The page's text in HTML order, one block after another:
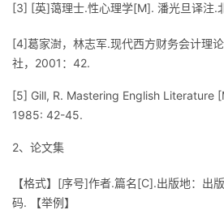
发
学
堂
我
Programs
的
持
我
的
我
[3] [英]蔼理士.性心理学[M]. 潘光旦译注.
[4]葛家澍，林志军.现代西方财务会计理
社，2001：42.
[5] Gill, R. Mastering English Literature
1985: 42-45.
2、论文集
【格式】[序号]作者.篇名[C].出版地：出
码. 【举例】